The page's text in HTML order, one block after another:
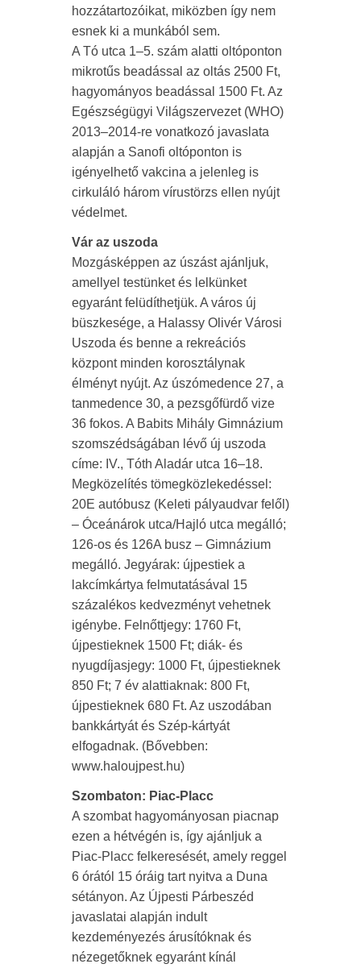
hozzátartozóikat, miközben így nem
esnek ki a munkából sem.
A Tó utca 1–5. szám alatti oltóponton
mikrotűs beadással az oltás 2500 Ft,
hagyományos beadással 1500 Ft. Az
Egészségügyi Világszervezet (WHO)
2013–2014-re vonatkozó javaslata
alapján a Sanofi oltóponton is
igényelhető vakcina a jelenleg is
cirkuláló három vírustörzs ellen nyújt
védelmet.
Vár az uszoda
Mozgásképpen az úszást ajánljuk,
amellyel testünket és lelkünket
egyaránt felüdíthetjük. A város új
büszkesége, a Halassy Olivér Városi
Uszoda és benne a rekreációs
központ minden korosztálynak
élményt nyújt. Az úszómedence 27, a
tanmedence 30, a pezsgőfürdő vize
36 fokos. A Babits Mihály Gimnázium
szomszédságában lévő új uszoda
címe: IV., Tóth Aladár utca 16–18.
Megközelítés tömegközlekedéssel:
20E autóbusz (Keleti pályaudvar felől)
– Óceánárok utca/Hajló utca megálló;
126-os és 126A busz – Gimnázium
megálló. Jegyárak: újpestiek a
lakcímkártya felmutatásával 15
százalékos kedvezményt vehetnek
igénybe. Felnőttjegy: 1760 Ft,
újpestieknek 1500 Ft; diák- és
nyugdíjasjegy: 1000 Ft, újpestieknek
850 Ft; 7 év alattiaknak: 800 Ft,
újpestieknek 680 Ft. Az uszodában
bankkártyát és Szép-kártyát
elfogadnak. (Bővebben:
www.haloujpest.hu)
Szombaton: Piac-Placc
A szombat hagyományosan piacnap
ezen a hétvégén is, így ajánljuk a
Piac-Placc felkeresését, amely reggel
6 órától 15 óráig tart nyitva a Duna
sétányon. Az Újpesti Párbeszéd
javaslatai alapján indult
kezdeményezés árusítóknak és
nézegetőknek egyaránt kínál